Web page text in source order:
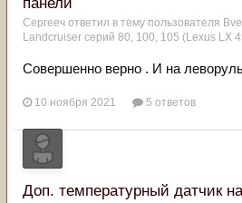
Сергееч ответил в тему пользователя
Landcruiser серий 80, 100, 105 (Lexus LX
Совершенно верно . И на
10 ноября 2021 5 ответов
Доп. температурный датчик